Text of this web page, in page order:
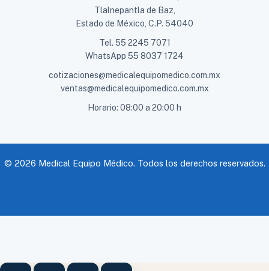
Tlalnepantla de Baz,
Estado de México, C.P. 54040
Tel. 55 2245 7071
WhatsApp 55 8037 1724
cotizaciones@medicalequipomedico.com.mx
ventas@medicalequipomedico.com.mx
Horario: 08:00 a 20:00 h
© 2026 Medical Equipo Médico. Todos los derechos reservados.